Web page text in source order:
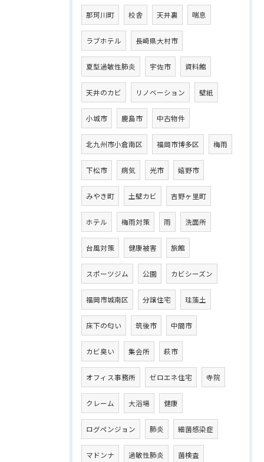
那珂川町 校舎 天井裏 喘息
ラブホテル 長崎県大村市
夏型過敏性肺炎 宇佐市 資料館
天井のカビ リノベーション 壁紙
小城市 鹿島市 中古物件
北九州市小倉南区 福岡市博多区 梅雨
下松市 病気 光市 嬉野市
みやき町 土壁カビ 吉野ヶ里町
ホテル 梅雨対策 雨 洗面所
台風対策 健康被害 旅館
スポーツジム 公園 カビシーズン
福岡市城南区 分譲住宅 珪藻土
床下の匂い 筑後市 中間市
カビ臭い 集会所 萩市
オフィス事務所 ゼロエネ住宅 寺院
クレーム 大浴場 健康
ログペンジョン 肺炎 細菌感染症
マドンナ 過敏性肺炎 菌検査